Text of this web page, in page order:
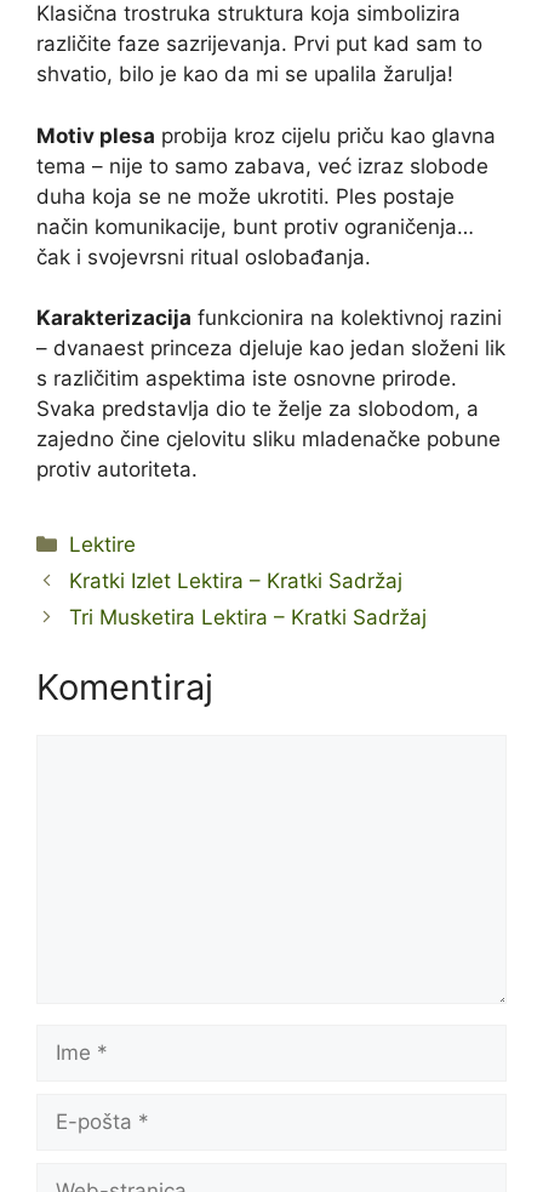
Klasična trostruka struktura koja simbolizira
različite faze sazrijevanja. Prvi put kad sam to
shvatio, bilo je kao da mi se upalila žarulja!
Motiv plesa probija kroz cijelu priču kao glavna
tema – nije to samo zabava, već izraz slobode
duha koja se ne može ukrotiti. Ples postaje
način komunikacije, bunt protiv ograničenja…
čak i svojevrsni ritual oslobađanja.
Karakterizacija funkcionira na kolektivnoj razini
– dvanaest princeza djeluje kao jedan složeni lik
s različitim aspektima iste osnovne prirode.
Svaka predstavlja dio te želje za slobodom, a
zajedno čine cjelovitu sliku mladenačke pobune
protiv autoriteta.
Kategorije
Lektire
Kratki Izlet Lektira – Kratki Sadržaj
Tri Musketira Lektira – Kratki Sadržaj
Komentiraj
pošta